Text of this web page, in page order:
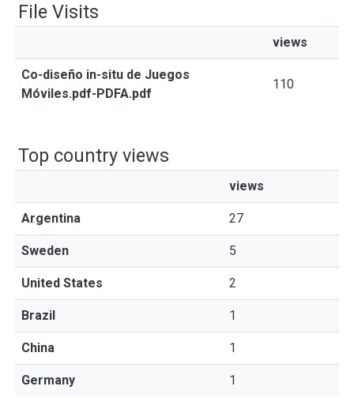
File Visits
views
Co-diseño in-situ de Juegos
Móviles.pdf-PDFA.pdf
110
Top country views
views
Argentina 27
Sweden 5
United States 2
Brazil 1
China 1
Germany 1